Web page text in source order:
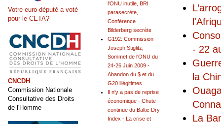
- 22
la
La
l'ONU inutile, BRI
parasecrète,
Conférence
Bilderberg secrète
G192: Commission
Joseph Stiglitz,
Sommet de l'ONU du
24-26 Juin 2009 -
Abandon du $ et du
G20 illégitimes
Il n'y a pas de reprise
économique - Chute
continue du Baltic Dry
Index - La crise et
Votre euro-député a voté
pour le CETA?
CNCDH
Commission Nationale
Consultative des Droits
de l'Homme